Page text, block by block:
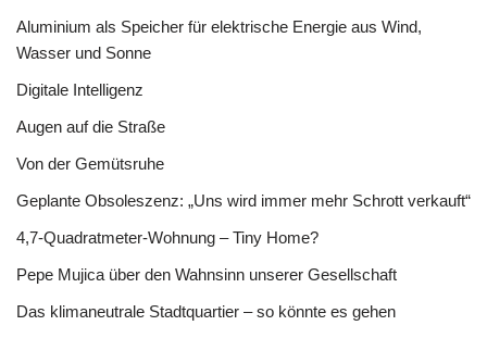
Aluminium als Speicher für elektrische Energie aus Wind,
Wasser und Sonne
Digitale Intelligenz
Augen auf die Straße
Von der Gemütsruhe
Geplante Obsoleszenz: „Uns wird immer mehr Schrott verkauft“
4,7-Quadratmeter-Wohnung – Tiny Home?
Pepe Mujica über den Wahnsinn unserer Gesellschaft
Das klimaneutrale Stadtquartier – so könnte es gehen